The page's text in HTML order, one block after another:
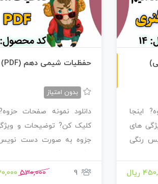
اینجا
های
رنگی
ریال
حفظیات شیمی دهم (PDF)
بدون امتیاز
دانلود نمونه صفحات
کلیک کن? توضیحات و
جزوه به صورت دست
9
530,000
230,000